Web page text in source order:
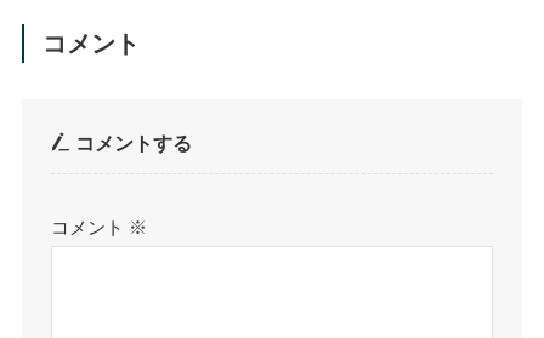
コメント
コメントする
コメント ※